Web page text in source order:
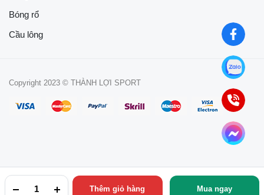
Thêm giỏ hàng Mua ngay
Bóng rổ
Cầu lông
Copyright 2023 © THÀNH LỢI SPORT